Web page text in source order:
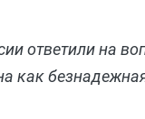
ответили на
как